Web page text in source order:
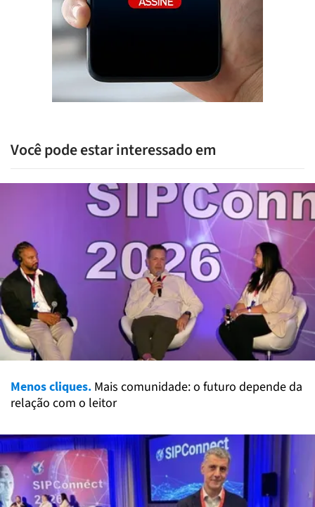
Você pode estar interessado em
Menos cliques. Mais comunidade: o futuro depende da
relação com o leitor